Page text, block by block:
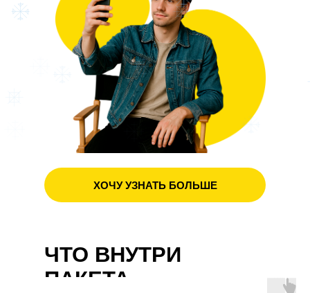
ХОЧУ УЗНАТЬ БОЛЬШЕ
ЧТО ВНУТРИ
ПАКЕТА